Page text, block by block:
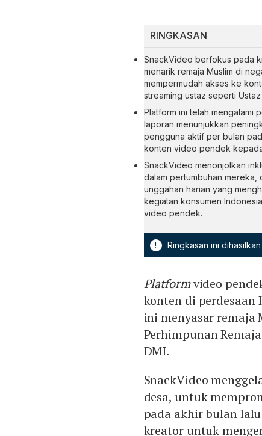
RINGKASAN
SnackVideo berfokus pada
menarik remaja Muslim di
mempermudah akses ke
streaming ustaz seperti
Platform ini telah mengalami
laporan menunjukkan
pengguna aktif per bulan
konten video pendek
SnackVideo menonjolkan
dalam pertumbuhan
unggahan harian yang
kegiatan konsumen
video pendek.
! Ringkasan ini
Platformvideo
konten di perdesaan
ini menyasar remaja
Perhimpunan
DMI.
SnackVideo
desa, untuk
pada akhir bulan
kreator untuk